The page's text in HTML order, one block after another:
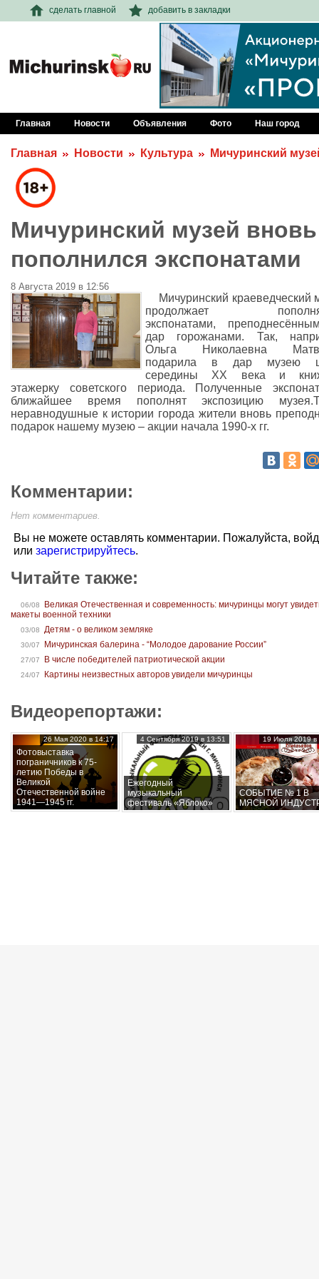
сделать главной добавить в закладки
Главная Новости Объявления Фото Наш город
Главная Новости Культура Мичуринский
Мичуринский музей вновь
пополнился экспонатами
8 Августа 2019 в 12:56
Мичуринский краеведческий
продолжает
экспонатами,
дар горожанами. Так,
Ольга Николаевна
подарила в дар музею
середины ХХ века и
этажерку советского периода. Полученные
ближайшее время пополнят экспозицию
неравнодушные к истории города жители вновь
подарок нашему музею – акции начала 1990-х гг.
Комментарии:
Нет комментариев.
Вы не можете оставлять комментарии. Пожалуйста,
или зарегистрируйтесь.
Читайте также:
06/08
Великая Отечественная и современность: мичуринцы могут
макеты военной техники
03/08 Детям - о великом земляке
30/07 Мичуринская балерина - “Молодое дарование России”
27/07 В числе победителей патриотической акции
24/07 Картины неизвестных авторов увидели мичуринцы
Видеорепортажи:
Фотовыставка
пограничников к 75-
летию Победы в
Великой
Отечественной войне
1941—1945 гг.
26 Мая 2020 в 14:17
Ежегодный
музыкальный
фестиваль «Яблоко»
4 Сентября 2019 в 13:51
СОБЫТИЕ № 1 В
МЯСНОЙ
19 Июля 2019 в